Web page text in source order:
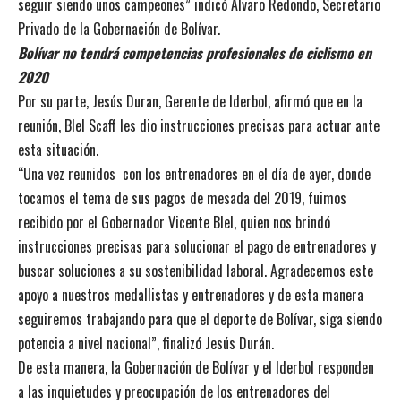
seguir siendo unos campeones” indicó Alvaro Redondo, Secretario
Privado de la Gobernación de Bolívar.
Bolívar no tendrá competencias profesionales de ciclismo en
2020
Por su parte, Jesús Duran, Gerente de Iderbol, afirmó que en la
reunión, Blel Scaff les dio instrucciones precisas para actuar ante
esta situación.
“Una vez reunidos con los entrenadores en el día de ayer, donde
tocamos el tema de sus pagos de mesada del 2019, fuimos
recibido por el Gobernador Vicente Blel, quien nos brindó
instrucciones precisas para solucionar el pago de entrenadores y
buscar soluciones a su sostenibilidad laboral. Agradecemos este
apoyo a nuestros medallistas y entrenadores y de esta manera
seguiremos trabajando para que el deporte de Bolívar, siga siendo
potencia a nivel nacional”, finalizó Jesús Durán.
De esta manera, la Gobernación de Bolívar y el Iderbol responden
a las inquietudes y preocupación de los entrenadores del